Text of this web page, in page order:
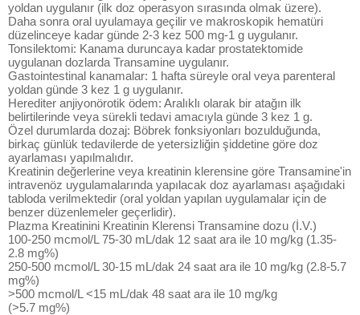
yoldan uygulanır (ilk doz operasyon sırasında olmak üzere).
Daha sonra oral uyulamaya geçilir ve makroskopik hematüri
düzelinceye kadar günde 2-3 kez 500 mg-1 g uygulanır.
Tonsilektomi: Kanama duruncaya kadar prostatektomide
uygulanan dozlarda Transamine uygulanır.
Gastointestinal kanamalar: 1 hafta süreyle oral veya parenteral
yoldan günde 3 kez 1 g uygulanır.
Herediter anjiyonörotik ödem: Aralıklı olarak bir atağın ilk
belirtilerinde veya sürekli tedavi amacıyla günde 3 kez 1 g.
Özel durumlarda dozaj: Böbrek fonksiyonları bozulduğunda,
birkaç günlük tedavilerde de yetersizliğin şiddetine göre doz
ayarlaması yapılmalıdır.
Kreatinin değerlerine veya kreatinin klerensine göre Transamine'in
intravenöz uygulamalarında yapılacak doz ayarlaması aşağıdaki
tabloda verilmektedir (oral yoldan yapılan uygulamalar için de
benzer düzenlemeler geçerlidir).
Plazma Kreatinini Kreatinin Klerensi Transamine dozu (İ.V.)
100-250 mcmol/L 75-30 mL/dak 12 saat ara ile 10 mg/kg (1.35-
2.8 mg%)
250-500 mcmol/L 30-15 mL/dak 24 saat ara ile 10 mg/kg (2.8-5.7
mg%)
>500 mcmol/L <15 mL/dak 48 saat ara ile 10 mg/kg
(>5.7 mg%)